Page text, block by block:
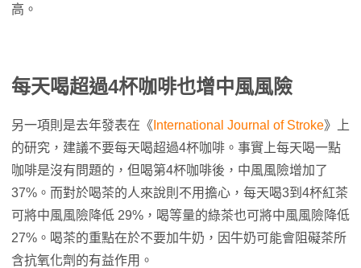
高。
每天喝超過4杯咖啡也增中風風險
另一項則是去年發表在《 International Journal of Stroke》上
的研究，建議不要每天喝超過4杯咖啡。事實上每天喝一點
咖啡是沒有問題的，但喝第4杯咖啡後，中風風險增加了
37%。而對於喝茶的人來說則不用擔心，每天喝3到4杯紅茶
可將中風風險降低 29%，喝等量的綠茶也可將中風風險降低
27%。喝茶的重點在於不要加牛奶，因牛奶可能會阻礙茶所
含抗氧化劑的有益作用。